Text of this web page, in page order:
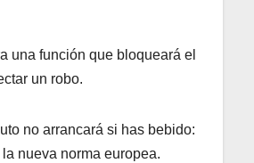
una función que bloqueará el
un robo.
no arrancará si has bebido:
nueva norma europea.